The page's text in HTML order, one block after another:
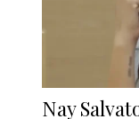
Nay